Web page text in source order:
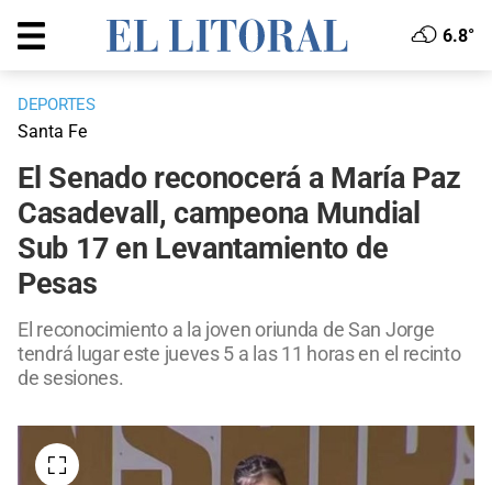
6.8°
DEPORTES
Santa Fe
El Senado reconocerá a María Paz
Casadevall, campeona Mundial
Sub 17 en Levantamiento de
Pesas
El reconocimiento a la joven oriunda de San Jorge
tendrá lugar este jueves 5 a las 11 horas en el recinto
de sesiones.